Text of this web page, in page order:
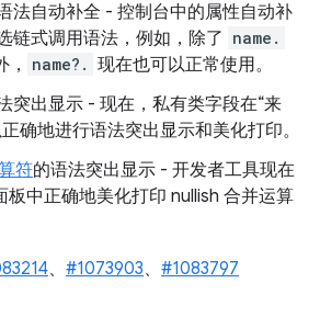
法自动补全 - 控制台中的属性自动补
链式调用语法，例如，除了 name.
， name?. 现在也可以正常使用。
突出显示 - 现在，私有类字段在“来
确地进行语法突出显示和美化打印。
符的语法突出显示 - 开发者工具现在
板中正确地美化打印 nullish 合并运算
、 #1073903、 #1083797